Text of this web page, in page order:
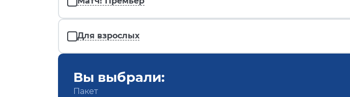
Для взрослых
Вы выбрали:
Пакет